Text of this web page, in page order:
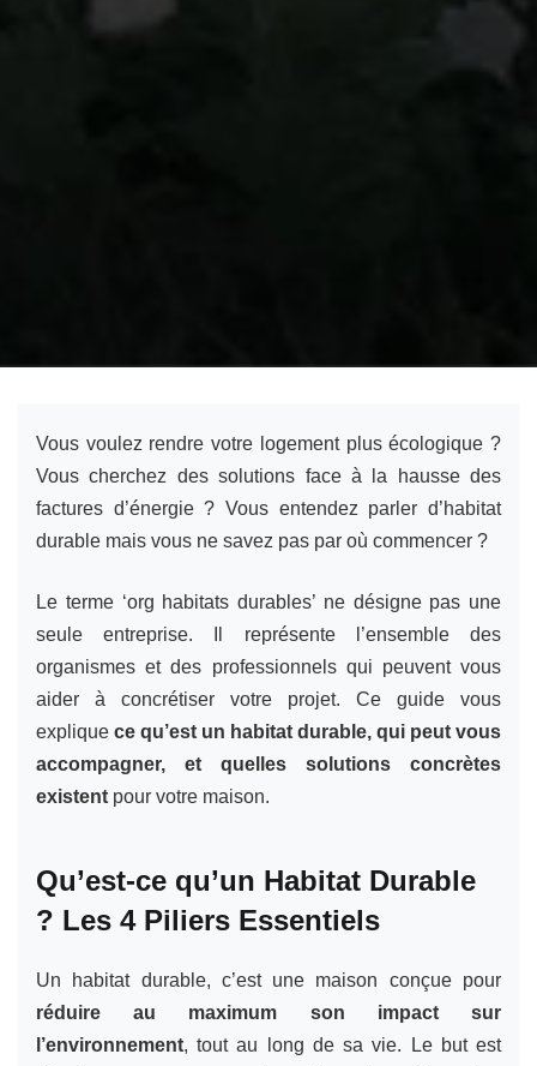
Vous voulez rendre votre logement plus écologique ?
Vous cherchez des solutions face à la hausse des
factures d’énergie ? Vous entendez parler d’habitat
durable mais vous ne savez pas par où commencer ?
Le terme ‘org habitats durables’ ne désigne pas une
seule entreprise. Il représente l’ensemble des
organismes et des professionnels qui peuvent vous
aider à concrétiser votre projet. Ce guide vous
explique ce qu’est un habitat durable, qui peut vous
accompagner, et quelles solutions concrètes
existent pour votre maison.
Qu’est-ce qu’un Habitat Durable
? Les 4 Piliers Essentiels
Un habitat durable, c’est une maison conçue pour
réduire au maximum son impact sur
l’environnement, tout au long de sa vie. Le but est